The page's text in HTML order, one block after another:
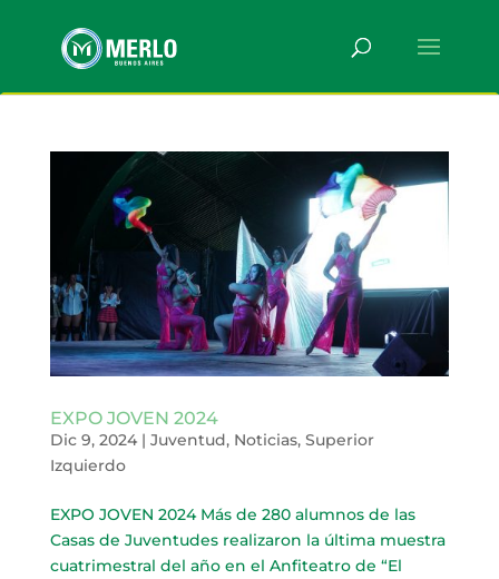
EXPO JOVEN 2024
Dic 9, 2024| Juventud, Noticias, Superior
Izquierdo
EXPO JOVEN 2024 Más de 280 alumnos de las
Casas de Juventudes realizaron la última muestra
cuatrimestral del año en el Anfiteatro de “El